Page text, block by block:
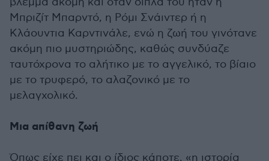
Μπριζίτ Μπαρντό, η Ρόμι Σνάιντερ ή η
Κλάουντια Καρντινάλε, ενώ η ζωή του γινότανε
ακόμη πιο μυστηριώδης, καθώς συνδύαζε
ταυτόχρονα το αλήτικο με το αγγελικό, το βίαιο
με το τρυφερό, το αλαζονικό με το
μελαγχολικό.
Μια απίθανη ζωή
Όπως είχε πει και ο ίδιος κάποτε, «η ιστορία